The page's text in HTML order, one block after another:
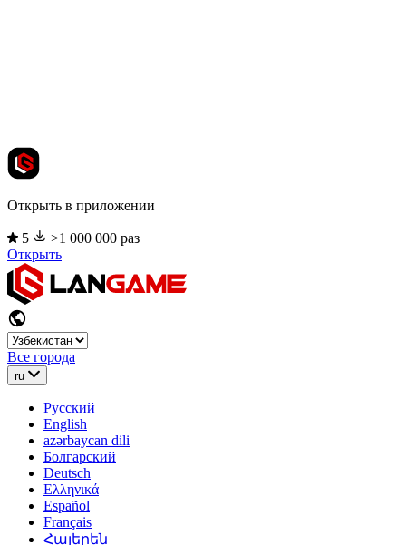
Открыть в приложении
5
>1 000 000 раз
Открыть
Все города
ru
Русский
English
azərbaycan dili
Болгарский
Deutsch
Ελληνικά
Español
Français
Հայերեն